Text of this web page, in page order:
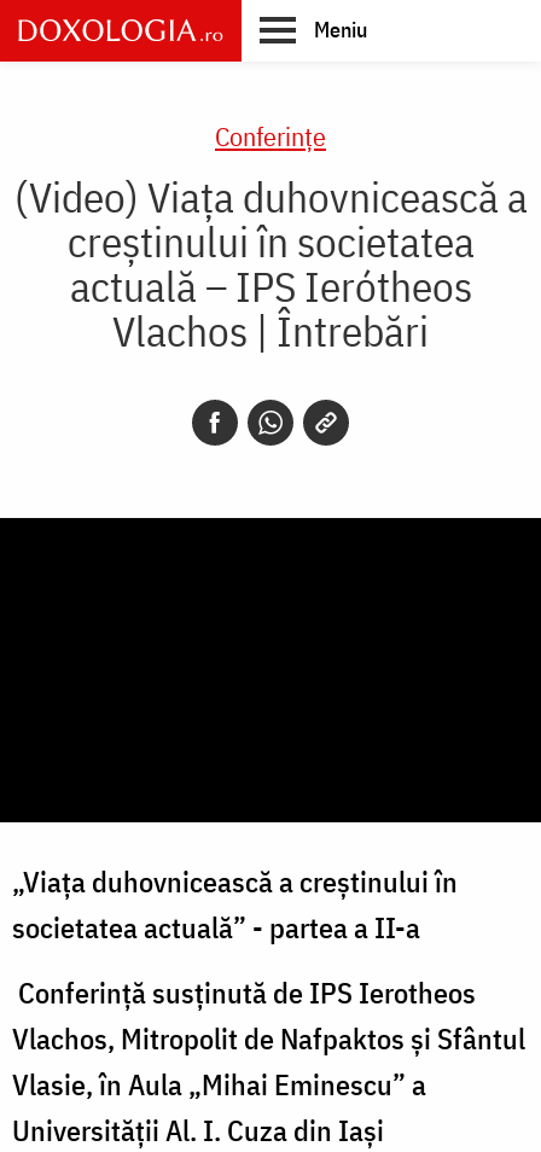
Skip
to
main
Meniu
Conferințe
(Video) Viața duhovnicească a
creștinului în societatea
actuală – IPS Ierótheos
Vlachos | Întrebări
„Viața duhovnicească a creștinului în
societatea actuală” - partea a II-a
Conferință susținută de IPS Ierotheos
Vlachos, Mitropolit de Nafpaktos şi Sfântul
Vlasie, în Aula „Mihai Eminescu” a
Universității Al. I. Cuza din Iaşi